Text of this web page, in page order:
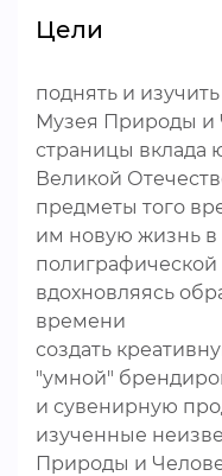
Цели
поднять и
Музея Природы и
страницы вклада
Великой
предметы того
им новую жизнь
вдохновляясь
времени
создать
"умной"
и сувенирную
изученные
Природы и